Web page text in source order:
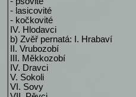
- lasicovité
- kočkovité
IV. Hlodavci
b) Zvěř pernatá: I. Hrabaví
II. Vrubozobí
III. Měkkozobí
IV. Dravci
V. Sokoli
VI. Sovy